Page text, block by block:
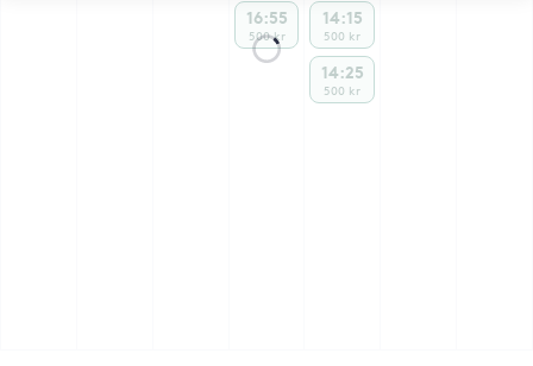
16:55
500 kr
14:15
500 kr
14:25
500 kr